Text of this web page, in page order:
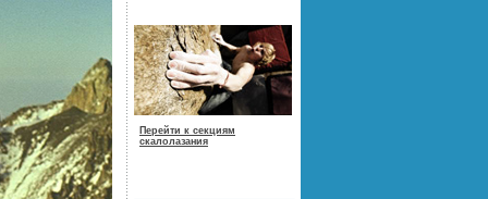
Перейти к секциям
скалолазания